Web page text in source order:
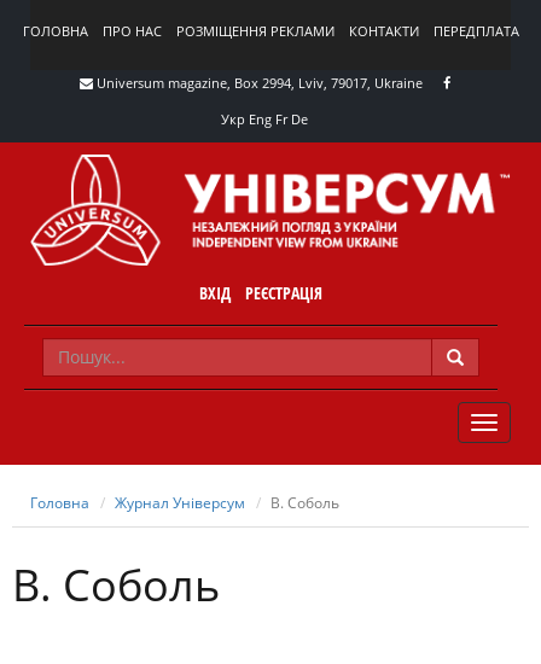
ГОЛОВНА ПРО НАС РОЗМІЩЕННЯ РЕКЛАМИ КОНТАКТИ ПЕРЕДПЛАТА
Universum magazine, Box 2994, Lviv, 79017, Ukraine
Укр Eng Fr De
ВХІД РЕЄСТРАЦІЯ
TOGGLE
Головна Журнал Універсум В. Соболь
В. Соболь